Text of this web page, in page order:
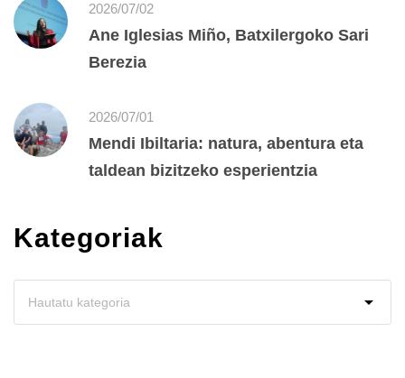
2026/07/02
Ane Iglesias Miño, Batxilergoko Sari
Berezia
2026/07/01
Mendi Ibiltaria: natura, abentura eta
taldean bizitzeko esperientzia
Kategoriak